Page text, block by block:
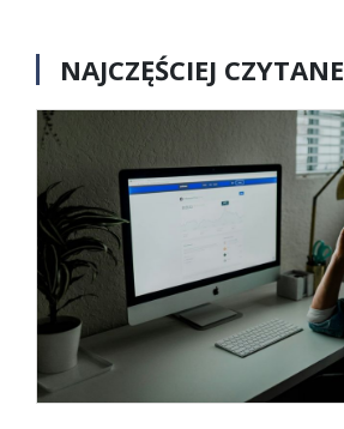
NAJCZĘŚCIEJ CZYTANE